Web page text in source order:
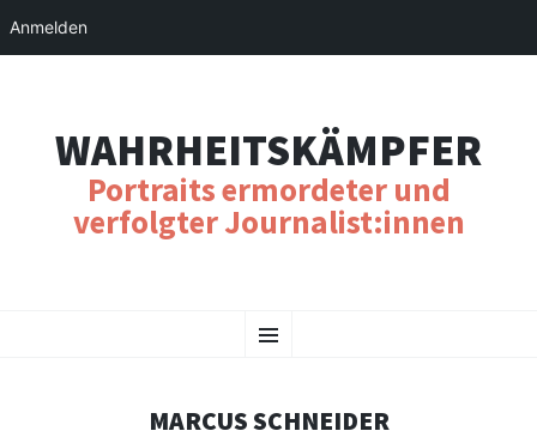
WAHRHEITSKÄMPFER
Portraits ermordeter und
verfolgter Journalist:innen
Menu
TO
MARCUS SCHNEIDER
Anmelden